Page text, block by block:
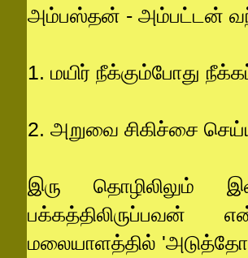
அம்பஸ்தன் - அம்பட்டன்
1. மயிர் நீக்கும்போது
2. அறுவை சிகிச்சை
இரு தொழிலிலும்
பக்கத்திலிருப்பவன்
மலையாளத்தில்